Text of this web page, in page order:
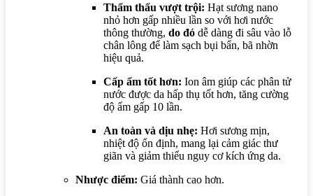
Thẩm thấu vượt trội: Hạt sương nano
nhỏ hơn gấp nhiều lần so với hơi nước
thông thường, do đó dễ dàng đi sâu vào lỗ
chân lông để làm sạch bụi bẩn, bã nhờn
hiệu quả.
Cấp ẩm tốt hơn: Ion âm giúp các phân tử
nước được da hấp thụ tốt hơn, tăng cường
độ ẩm gấp 10 lần.
An toàn và dịu nhẹ: Hơi sương mịn,
nhiệt độ ổn định, mang lại cảm giác thư
giãn và giảm thiểu nguy cơ kích ứng da.
Nhược điểm: Giá thành cao hơn.